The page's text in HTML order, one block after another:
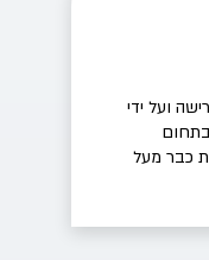
ועל ידי
בתחום
כבר מעל
בדגש